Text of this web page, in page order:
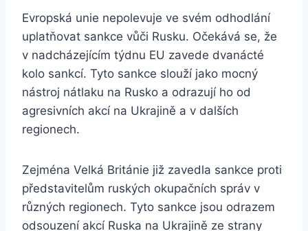
Evropská unie nepolevuje ve svém odhodlání
uplatňovat sankce vůči Rusku. Očekává se, že
v nadcházejícím týdnu EU zavede dvanácté
kolo sankcí. Tyto sankce slouží jako mocný
nástroj nátlaku na Rusko a odrazují ho od
agresivních akcí na Ukrajině a v dalších
regionech.
Zejména Velká Británie již zavedla sankce proti
představitelům ruských okupačních správ v
různých regionech. Tyto sankce jsou odrazem
odsouzení akcí Ruska na Ukrajině ze strany